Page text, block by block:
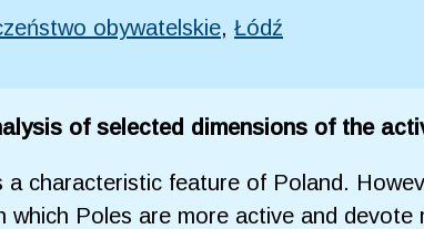
obywatelskie, Łódź
of selected dimensions of the
characteristic feature of Poland.
Poles are more active and